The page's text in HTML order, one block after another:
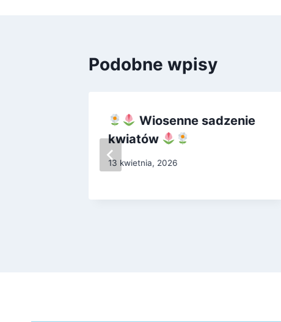
Podobne wpisy
Wiosenne sadzenie
kwiatów
13 kwietnia, 2026